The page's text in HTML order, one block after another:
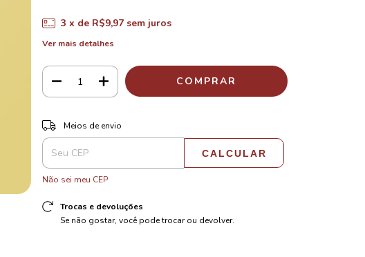
3 x de R$9,97 sem juros
Ver mais detalhes
Entregas para o CEP:
Meios de envio
CALCULAR
Não sei meu CEP
Trocas e devoluções
Se não gostar, você pode trocar ou devolver.